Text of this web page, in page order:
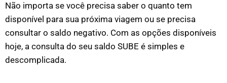
Não importa se você precisa saber o quanto tem
disponível para sua próxima viagem ou se precisa
consultar o saldo negativo. Com as opções disponíveis
hoje, a consulta do seu saldo SUBE é simples e
descomplicada.